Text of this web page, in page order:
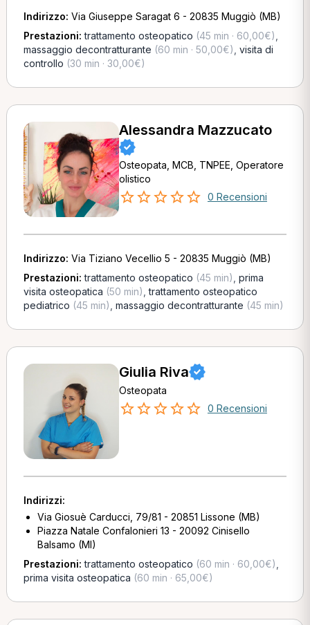
Indirizzo: Via Giuseppe Saragat 6 - 20835 Muggiò (MB)
Prestazioni:trattamento osteopatico (45 min · 60,00€)
massaggio decontratturante (60 min · 50,00€) visita di
controllo (30 min · 30,00€)
Alessandra Mazzucato
Osteopata, MCB, TNPEE, Operatore
olistico
0 Recensioni
Indirizzo: Via Tiziano Vecellio 5 - 20835 Muggiò (MB)
Prestazioni:trattamento osteopatico (45 min) prima
visita osteopatica (50 min) ,trattamento osteopatico
pediatrico (45 min) massaggio decontratturante (45 min)
Giulia Riva
Osteopata
0 Recensioni
Indirizzi:
Via Giosuè Carducci, 79/81 - 20851 Lissone (MB)
Piazza Natale Confalonieri 13 - 20092 Cinisello
Balsamo (MI)
Prestazioni:trattamento osteopatico (60 min · 60,00€)
prima visita osteopatica (60 min · 65,00€)